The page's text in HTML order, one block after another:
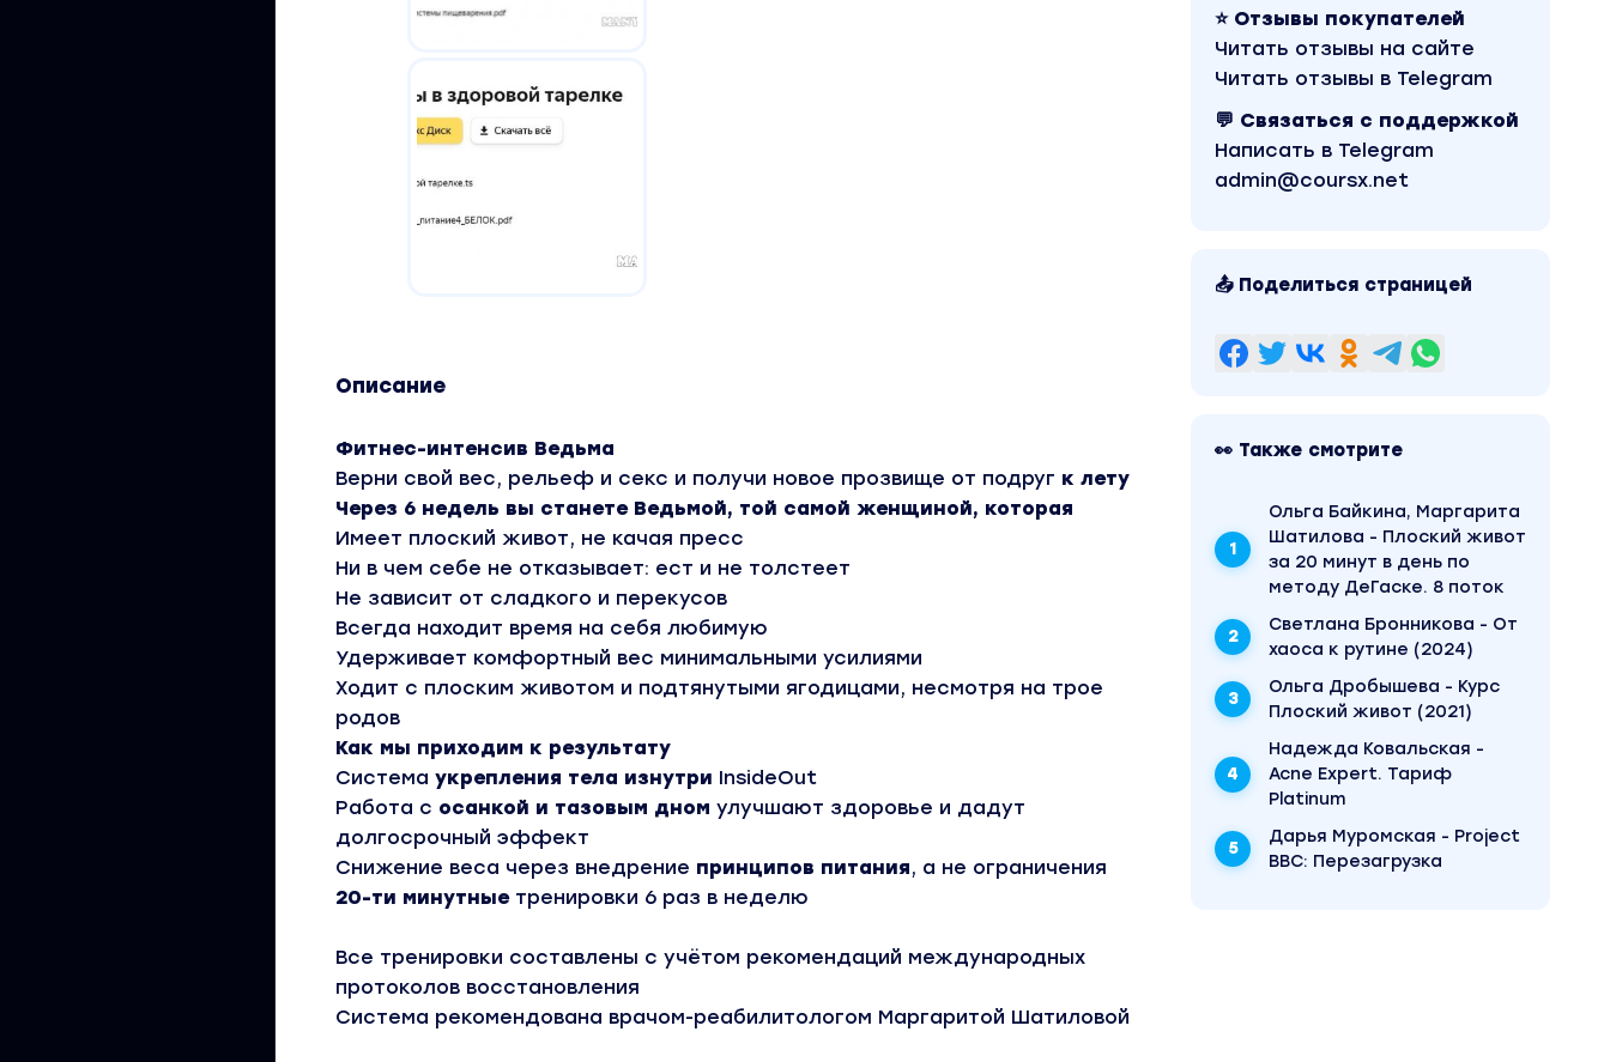
Описание
Фитнес-интенсив Ведьма
Верни свой вес, рельеф и секс и получи новое прозвище от подруг к лету
Через 6 недель вы станете Ведьмой, той самой женщиной, которая
Имеет плоский живот, не качая пресс
Ни в чем себе не отказывает: ест и не толстеет
Не зависит от сладкого и перекусов
Всегда находит время на себя любимую
Удерживает комфортный вес минимальными усилиями
Ходит с плоским животом и подтянутыми ягодицами, несмотря на трое
родов
Как мы приходим к результату
Система укрепления тела изнутри InsideOut
Работа с осанкой и тазовым дном улучшают здоровье и дадут
долгосрочный эффект
Снижение веса через внедрение принципов питания, а не ограничения
20-ти минутныетренировки 6 раз в неделю
Все тренировки составлены с учётом рекомендаций международных
протоколов восстановления
Система рекомендована врачом-реабилитологом Маргаритой Шатиловой
⭐ Отзывы покупателей
Читать отзывы на сайте
Читать отзывы в Telegram
💬 Связаться с поддержкой
Написать в Telegram
admin@coursx.net
📤 Поделиться страницей
👀 Также смотрите
Ольга Байкина, Маргарита
Шатилова - Плоский живот
за 20 минут в день по
методу ДеГаске. 8 поток
Светлана Бронникова - От
хаоса к рутине (2024)
Ольга Дробышева - Курс
Плоский живот (2021)
Надежда Ковальская -
Acne Expert. Тариф
Platinum
Дарья Муромская - Project
BBC: Перезагрузка